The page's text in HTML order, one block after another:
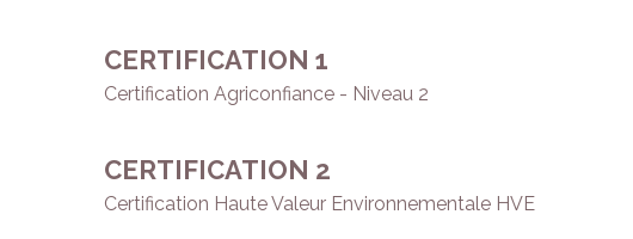
CERTIFICATION 1
Certification Agriconfiance - Niveau 2
CERTIFICATION 2
Certification Haute Valeur Environnementale HVE